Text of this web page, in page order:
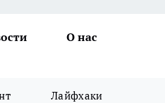
О нас
Лайфхаки